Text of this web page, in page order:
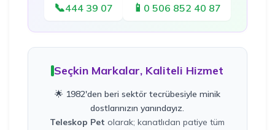
📞444 39 07 📱 0 506 852 40 87
Seçkin Markalar, Kaliteli Hizmet
🌟 1982'den beri sektör tecrübesiyle minik
dostlarınızın yanındayız.
Teleskop Pet olarak; kanatlıdan patiye tüm